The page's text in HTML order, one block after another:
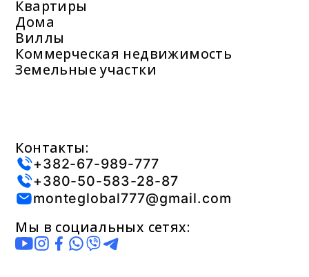
Квартиры
Дома
Виллы
Коммерческая недвижимость
Земельные участки
Контакты:
+382-67-989-777
+380-50-583-28-87
monteglobal777@gmail.com
Мы в социальных сетях: